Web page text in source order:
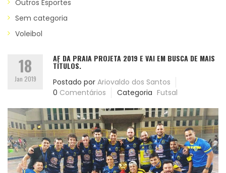
Outros Esportes
Sem categoria
Voleibol
18
Jan 2019
AF DA PRAIA PROJETA 2019 E VAI EM BUSCA DE MAIS
TÍTULOS.
Postado por Ariovaldo dos Santos
0 Comentários Categoria Futsal